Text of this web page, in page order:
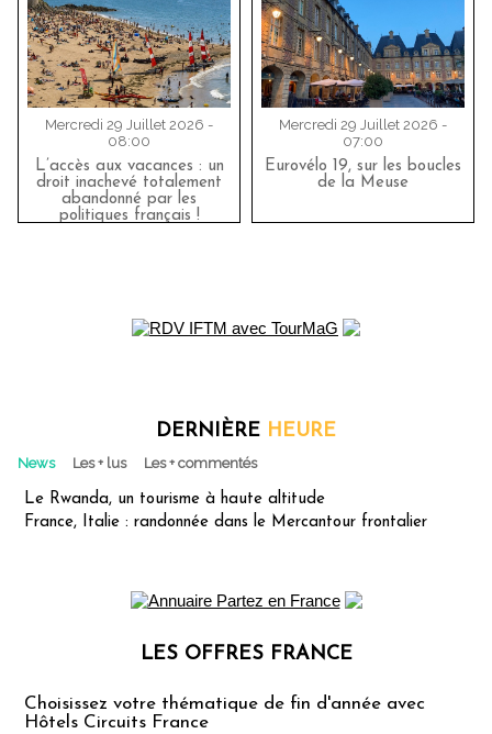
Mercredi 29 Juillet 2026 -
08:00
L’accès aux vacances : un
droit inachevé totalement
abandonné par les
politiques français !
Mercredi 29 Juillet 2026 -
07:00
Eurovélo 19, sur les boucles
de la Meuse
DERNIÈRE HEURE
News Les + lus Les + commentés
Le Rwanda, un tourisme à haute altitude
France, Italie : randonnée dans le Mercantour frontalier
LES OFFRES FRANCE
Choisissez votre thématique de fin d'année avec
Hôtels Circuits France